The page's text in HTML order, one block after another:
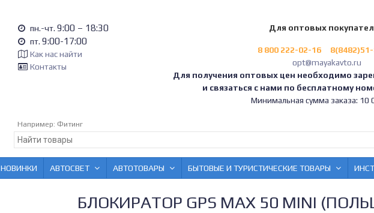
пн.-чт. 9:00 – 18:30
пт. 9:00-17:00
Как нас найти
Контакты
Для оптовых
8 800 222-02-16
opt@mayakavto.ru
Для получения оптовых цен необходимо
и связаться с нами по бесплатному
Минимальная сумма заказа: 10
Например: Фитинг
НОВИНКИ АВТОСВЕТ АВТОТОВАРЫ БЫТОВЫЕ И ТУРИСТИЧЕСКИЕ ТОВАРЫ
БЛОКИРАТОР GPS MAX 50 MINI